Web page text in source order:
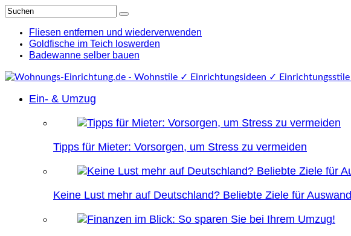
Fliesen entfernen und wiederverwenden
Goldfische im Teich loswerden
Badewanne selber bauen
Ein- & Umzug
Tipps für Mieter: Vorsorgen, um Stress zu vermeiden
Keine Lust mehr auf Deutschland? Beliebte Ziele für